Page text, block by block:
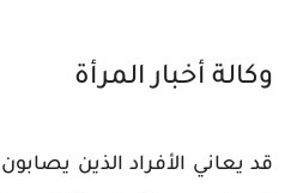
وكالة أخبار المرأة
قد يعاني الأفراد الذين